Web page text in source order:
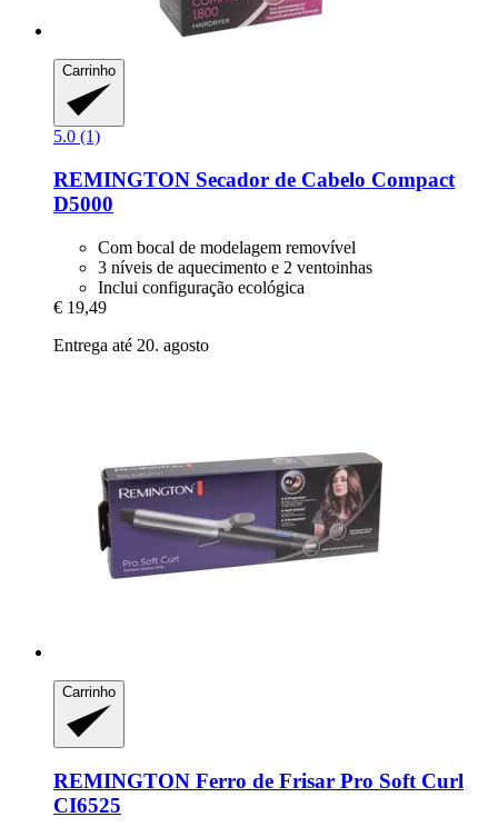
Carrinho
5.0 (1)
REMINGTON Secador de Cabelo Compact
D5000
Com bocal de modelagem removível
3 níveis de aquecimento e 2 ventoinhas
Inclui configuração ecológica
€ 19,49
Entrega até 20. agosto
Carrinho
REMINGTON Ferro de Frisar Pro Soft Curl
CI6525